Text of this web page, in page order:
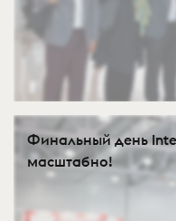
Финальный день
масштабно!